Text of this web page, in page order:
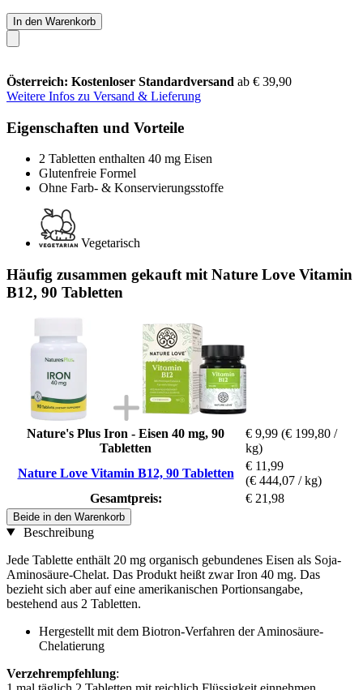
In den Warenkorb
Österreich: Kostenloser Standardversand ab € 39,90
Weitere Infos zu Versand & Lieferung
Eigenschaften und Vorteile
2 Tabletten enthalten 40 mg Eisen
Glutenfreie Formel
Ohne Farb- & Konservierungsstoffe
Vegetarisch
Häufig zusammen gekauft mit Nature Love Vitamin
B12, 90 Tabletten
Nature's Plus Iron - Eisen 40 mg, 90
Tabletten
€ 9,99 (€ 199,80 /
kg)
Nature Love Vitamin B12, 90 Tabletten
€ 11,99
(€ 444,07 / kg)
Gesamtpreis:
€ 21,98
Beide in den Warenkorb
Beschreibung
Jede Tablette enthält 20 mg organisch gebundenes Eisen als Soja-
Aminosäure-Chelat. Das Produkt heißt zwar Iron 40 mg. Das
bezieht sich aber auf eine amerikanischen Portionsangabe,
bestehend aus 2 Tabletten.
Hergestellt mit dem Biotron-Verfahren der Aminosäure-
Chelatierung
Verzehrempfehlung: